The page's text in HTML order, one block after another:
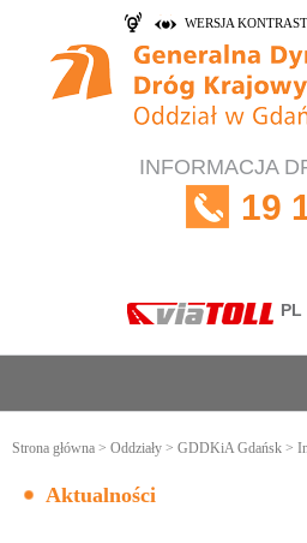
WERSJA
INFORMACJA
19
PL
Strona główna > Oddziały > GDDKiA Gdańsk >
Aktualności